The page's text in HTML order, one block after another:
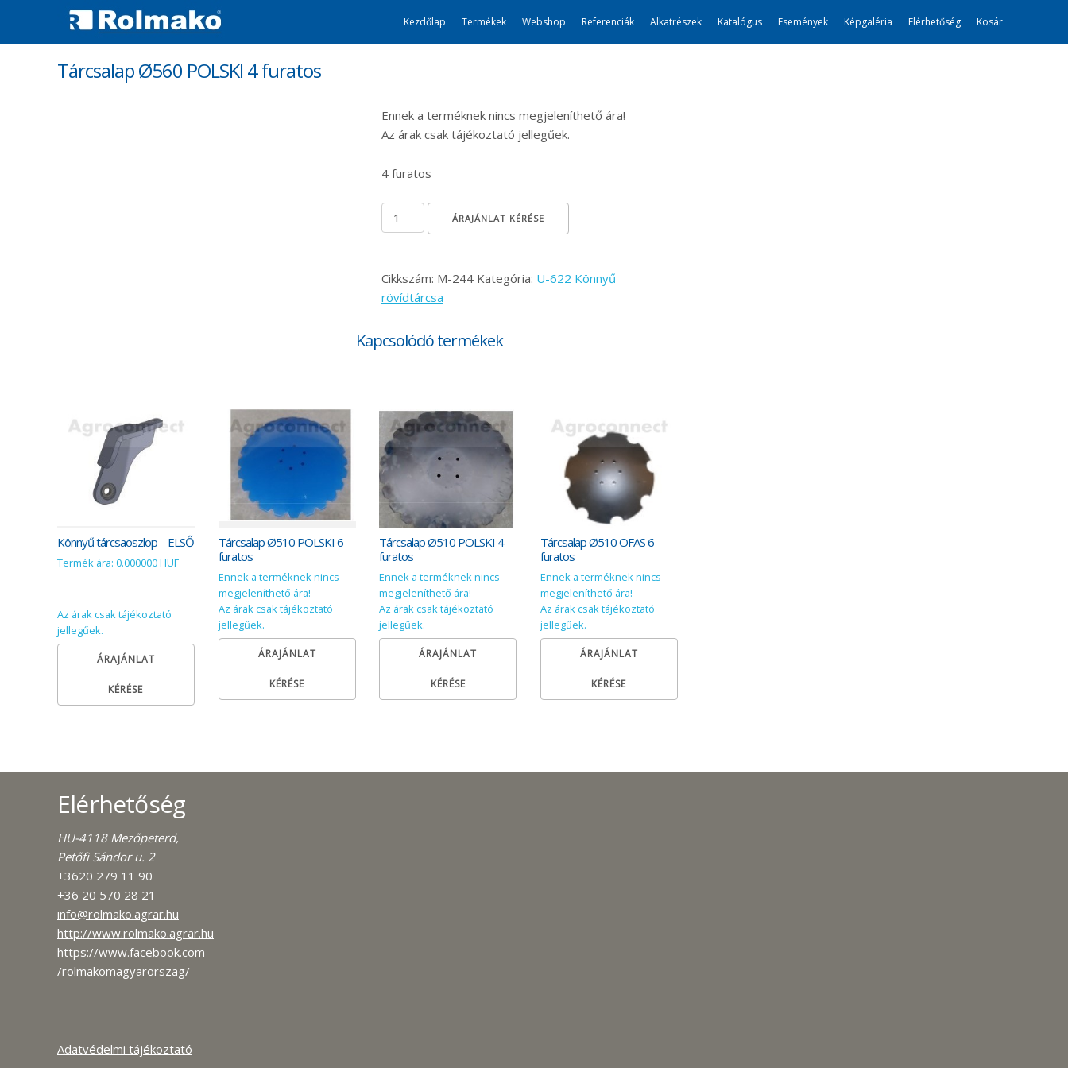
Kezdőlap Termékek Webshop Referenciák Alkatrészek Katalógus Események Képgaléria Elérhetőség Kosár
Tárcsalap Ø560 POLSKI 4 furatos
Ennek a terméknek nincs megjeleníthető ára!
Az árak csak tájékoztató jellegűek.
4 furatos
Tárcsalap Ø560 POLSKI 4 furatos mennyiség
ÁRAJÁNLAT KÉRÉSE
Cikkszám: M-244 Kategória: U-622 Könnyű
rövídtárcsa
Kapcsolódó termékek
Könnyű tárcsaoszlop – ELSŐ
Termék ára: 0.000000 HUF
Az árak csak tájékoztató
jellegűek.
ÁRAJÁNLAT
KÉRÉSE
Tárcsalap Ø510 POLSKI 6
furatos
Ennek a terméknek nincs
megjeleníthető ára!
Az árak csak tájékoztató
jellegűek.
ÁRAJÁNLAT
KÉRÉSE
Tárcsalap Ø510 POLSKI 4
furatos
Ennek a terméknek nincs
megjeleníthető ára!
Az árak csak tájékoztató
jellegűek.
ÁRAJÁNLAT
KÉRÉSE
Tárcsalap Ø510 OFAS 6
furatos
Ennek a terméknek nincs
megjeleníthető ára!
Az árak csak tájékoztató
jellegűek.
ÁRAJÁNLAT
KÉRÉSE
Elérhetőség
HU-4118 Mezőpeterd,
Petőfi Sándor u. 2
+3620 279 11 90
+36 20 570 28 21
info@rolmako.agrar.hu
http://www.rolmako.agrar.hu
https://www.facebook.com
/rolmakomagyarorszag/
Adatvédelmi tájékoztató